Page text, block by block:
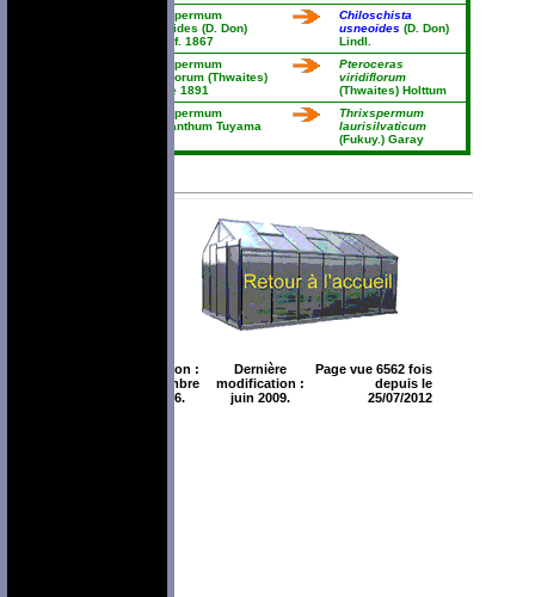
Thrixspermum
usneoides (D. Don)
Rchb. f. 1867
Chiloschista
usneoides (D. Don)
Lindl.
Thrixspermum
viridiflorum (Thwaites)
Kuntze 1891
Pteroceras
viridiflorum
(Thwaites) Holttum
Thrixspermum
xanthanthum Tuyama
Thrixspermum
laurisilvaticum
(Fukuy.) Garay
Création :
décembre
2006.
Dernière
modification :
juin 2009.
Page vue 6562 fois
depuis le
25/07/2012